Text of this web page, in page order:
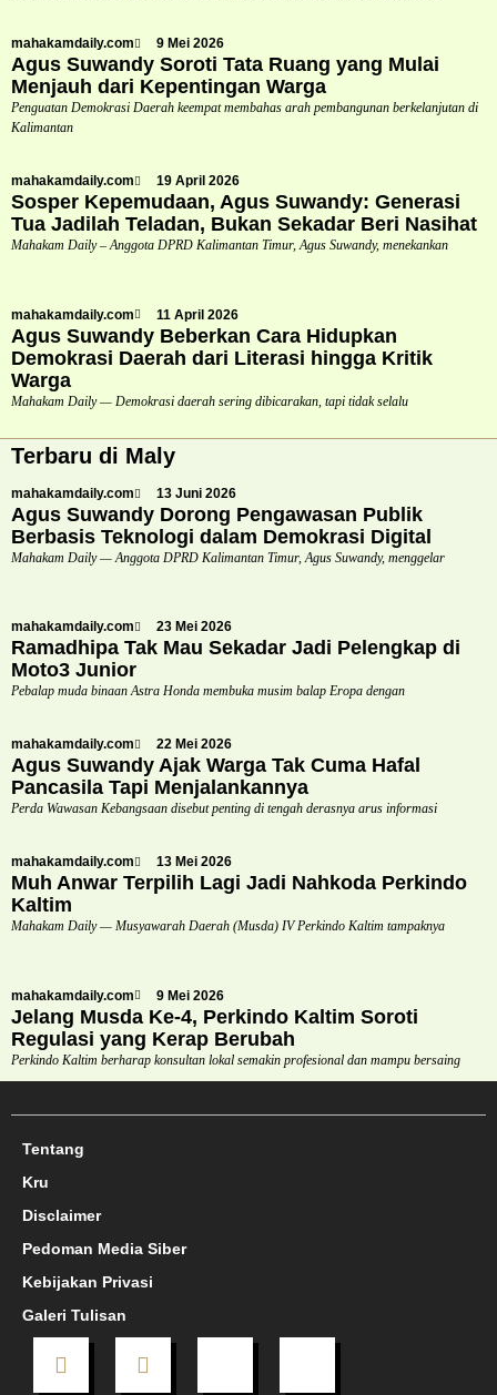
mahakamdaily.com 9 Mei 2026
Agus Suwandy Soroti Tata Ruang yang Mulai
Menjauh dari Kepentingan Warga
Penguatan Demokrasi Daerah keempat membahas arah pembangunan berkelanjutan di
Kalimantan
mahakamdaily.com 19 April 2026
Sosper Kepemudaan, Agus Suwandy: Generasi
Tua Jadilah Teladan, Bukan Sekadar Beri Nasihat
Mahakam Daily – Anggota DPRD Kalimantan Timur, Agus Suwandy, menekankan
mahakamdaily.com 11 April 2026
Agus Suwandy Beberkan Cara Hidupkan
Demokrasi Daerah dari Literasi hingga Kritik
Warga
Mahakam Daily — Demokrasi daerah sering dibicarakan, tapi tidak selalu
Terbaru di Maly
mahakamdaily.com 13 Juni 2026
Agus Suwandy Dorong Pengawasan Publik
Berbasis Teknologi dalam Demokrasi Digital
Mahakam Daily — Anggota DPRD Kalimantan Timur, Agus Suwandy, menggelar
mahakamdaily.com 23 Mei 2026
Ramadhipa Tak Mau Sekadar Jadi Pelengkap di
Moto3 Junior
Pebalap muda binaan Astra Honda membuka musim balap Eropa dengan
mahakamdaily.com 22 Mei 2026
Agus Suwandy Ajak Warga Tak Cuma Hafal
Pancasila Tapi Menjalankannya
Perda Wawasan Kebangsaan disebut penting di tengah derasnya arus informasi
mahakamdaily.com 13 Mei 2026
Muh Anwar Terpilih Lagi Jadi Nahkoda Perkindo
Kaltim
Mahakam Daily — Musyawarah Daerah (Musda) IV Perkindo Kaltim tampaknya
mahakamdaily.com 9 Mei 2026
Jelang Musda Ke-4, Perkindo Kaltim Soroti
Regulasi yang Kerap Berubah
Perkindo Kaltim berharap konsultan lokal semakin profesional dan mampu bersaing
Tentang
Kru
Disclaimer
Pedoman Media Siber
Kebijakan Privasi
Galeri Tulisan